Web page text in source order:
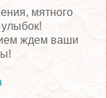
мятного
ждем ваши